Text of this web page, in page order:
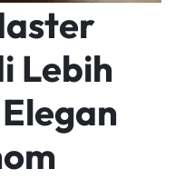
Lebih